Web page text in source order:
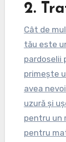
2.
Cât de
tău este
pardoselii
primește
avea
uzură și
pentru un
pentru